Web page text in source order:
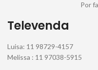
Por
Televenda
Luisa: 11 98729-4157
Melissa : 11 97038-5915